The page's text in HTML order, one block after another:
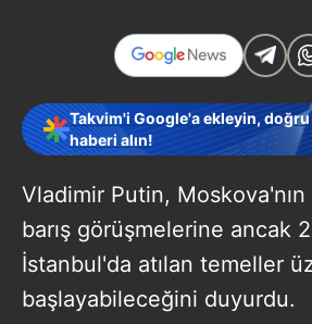
Takvim'i Google'a ekleyin,
haberi alın!
Vladimir Putin,
barış görüşmelerine ancak
İstanbul'da atılan temeller
başlayabileceğini duyurdu.